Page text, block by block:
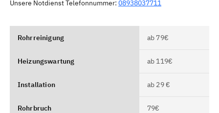
Unsere Notdienst Telefonnummer: 08938037711
Rohrreinigung ab 79€
Heizungswartung ab 119€
Installation ab 29 €
Rohrbruch 79€